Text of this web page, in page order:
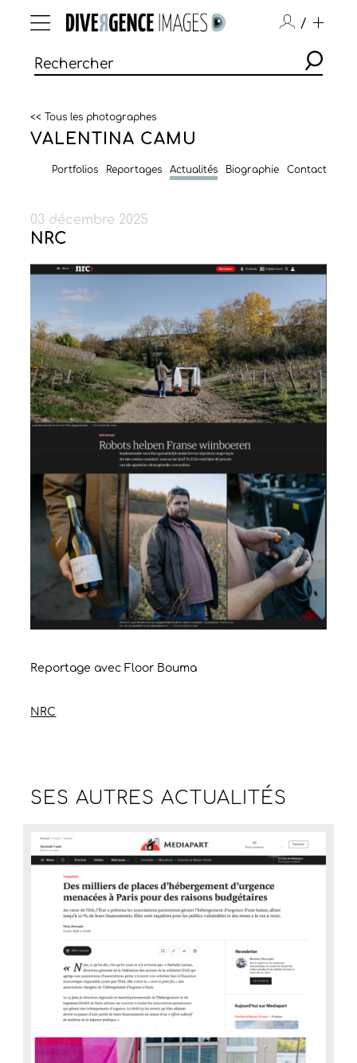
/
<< Tous les photographes
VALENTINA CAMU
Portfolios Reportages Actualités Biographie Contact
03 décembre 2025
NRC
Reportage avec Floor Bouma
NRC
SES AUTRESACTUALITÉS